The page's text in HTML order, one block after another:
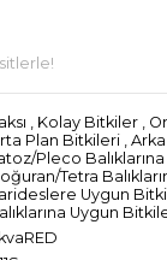
, Kolay Bitkiler ,
Plan Bitkileri ,
Pleco
Tetra
Uygun
Uygun